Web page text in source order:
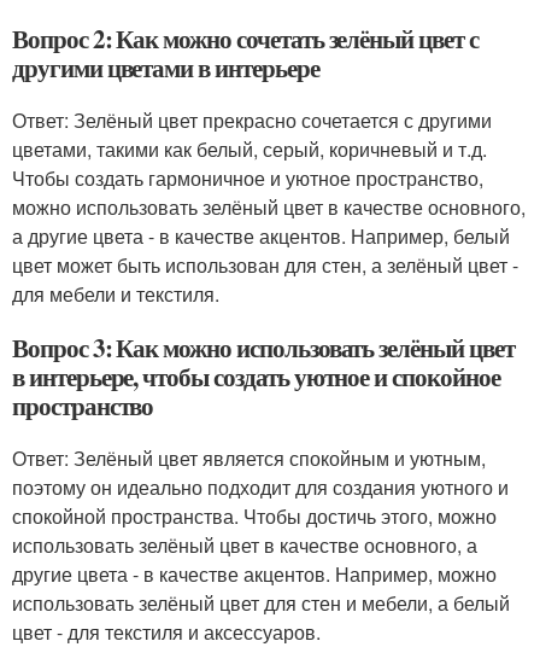
Вопрос 2: Как можно сочетать зелёный цвет с
другими цветами в интерьере
Ответ: Зелёный цвет прекрасно сочетается с другими
цветами, такими как белый, серый, коричневый и т.д.
Чтобы создать гармоничное и уютное пространство,
можно использовать зелёный цвет в качестве основного,
а другие цвета - в качестве акцентов. Например, белый
цвет может быть использован для стен, а зелёный цвет -
для мебели и текстиля.
Вопрос 3: Как можно использовать зелёный цвет
в интерьере, чтобы создать уютное и спокойное
пространство
Ответ: Зелёный цвет является спокойным и уютным,
поэтому он идеально подходит для создания уютного и
спокойной пространства. Чтобы достичь этого, можно
использовать зелёный цвет в качестве основного, а
другие цвета - в качестве акцентов. Например, можно
использовать зелёный цвет для стен и мебели, а белый
цвет - для текстиля и аксессуаров.